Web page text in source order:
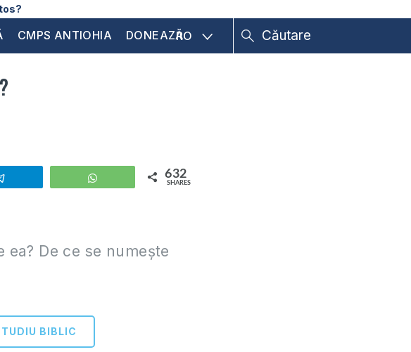
CMPS ANTIOHIA DONEAZĂRO
WhatsApp 632
SHARES
ea? De ce se numește
BIBLIC